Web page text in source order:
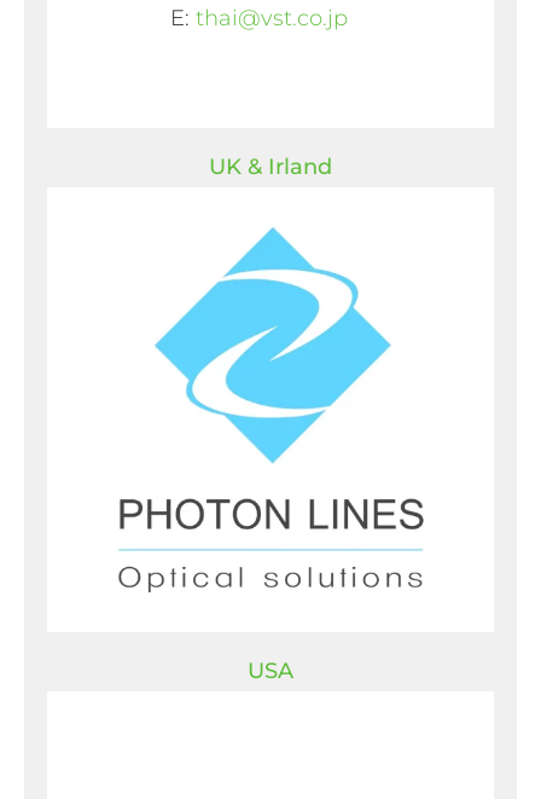
E: thai@vst.co.jp
Photon Lines Ltd
Magenta, 2 Brookhill Way
Banbury OX16 3ED
United Kingdom
+44 333 2427905
UK & Irland
USA